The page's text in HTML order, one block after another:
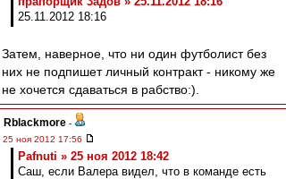
25.11.2012 18:16
Затем, наверное, что ни один футболист без
них не подпишет личный контракт - никому же
не хочется сдаваться в рабство:).
Rblackmore -
25 ноя 2012 17:56
Pafnuti » 25 ноя 2012 18:42
Саш, если Валера видел, что в команде есть